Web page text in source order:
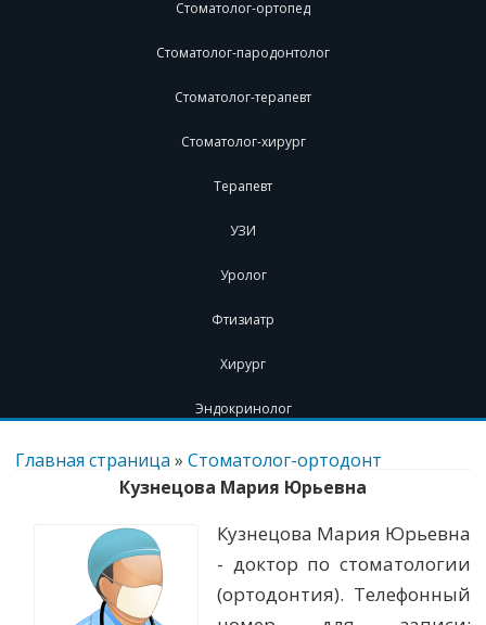
Стоматолог-ортопед
Стоматолог-пародонтолог
Стоматолог-терапевт
Стоматолог-хирург
Терапевт
УЗИ
Уролог
Фтизиатр
Хирург
Эндокринолог
Перейти
содержимому
Главная страница » Стоматолог-ортодонт
Кузнецова Мария Юрьевна
Кузнецова Мария Юрьевна
- доктор по стоматологии
(ортодонтия). Телефонный